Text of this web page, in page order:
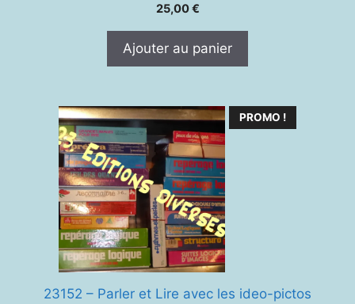
25,00€
Ajouter au panier
PROMO !
23152 – Parler et Lire avec les ideo-pictos